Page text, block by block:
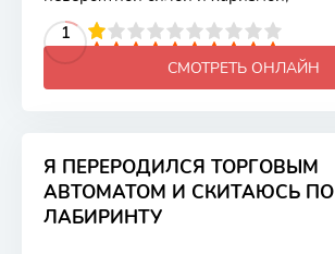
1
4 5 6 7 8 9 10
СМОТРЕТЬ ОНЛАЙН
Я ПЕРЕРОДИЛСЯ ТОРГОВЫМ
АВТОМАТОМ И СКИТАЮСЬ ПО
ЛАБИРИНТУ